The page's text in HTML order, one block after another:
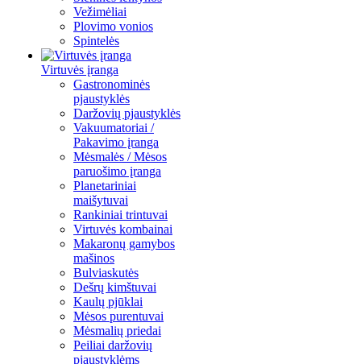
Vežimėliai
Plovimo vonios
Spintelės
Virtuvės įranga
Gastronominės
pjaustyklės
Daržovių pjaustyklės
Vakuumatoriai /
Pakavimo įranga
Mėsmalės / Mėsos
paruošimo įranga
Planetariniai
maišytuvai
Rankiniai trintuvai
Virtuvės kombainai
Makaronų gamybos
mašinos
Bulviaskutės
Dešrų kimštuvai
Kaulų pjūklai
Mėsos purentuvai
Mėsmalių priedai
Peiliai daržovių
pjaustyklėms